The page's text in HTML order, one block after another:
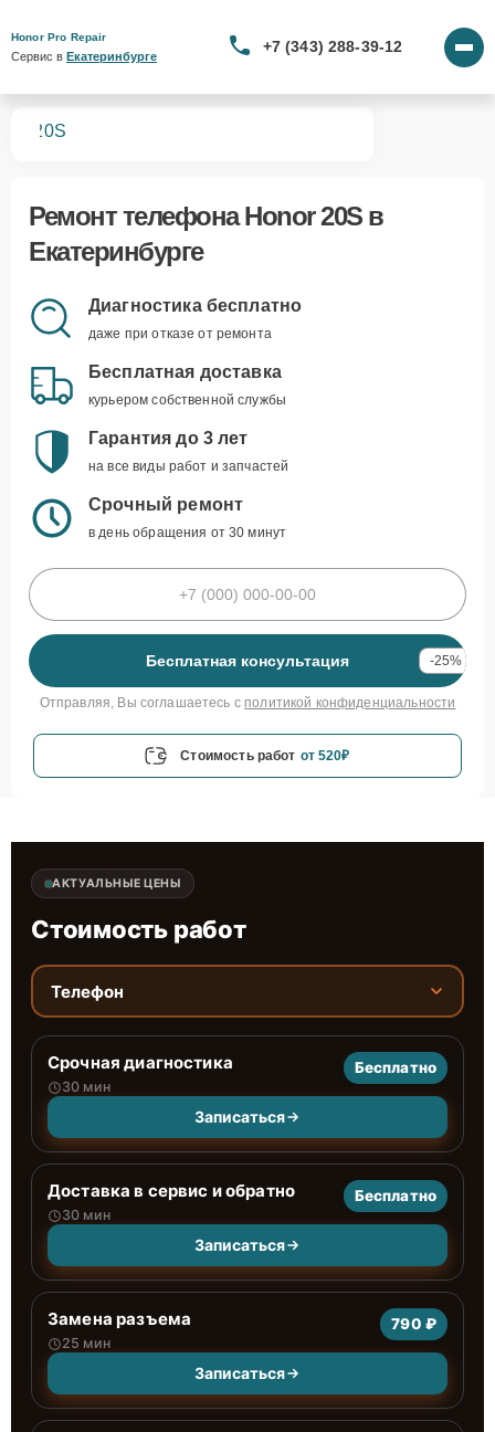
Honor Pro Repair
Сервис в Екатеринбурге
+7 (343) 288-39-12
20S
Ремонттелефона Honor 20Sв
Екатеринбурге
Диагностика бесплатно
даже при отказе от ремонта
Бесплатная доставка
курьером собственной службы
Гарантия до 3 лет
на все виды работ и запчастей
Срочный ремонт
в день обращения от 30 минут
Бесплатная консультация -25%
Отправляя, Вы соглашаетесь с политикой конфиденциальности
Стоимость работ от 520₽
АКТУАЛЬНЫЕ ЦЕНЫ
Стоимость работ
Телефон
Срочная диагностика
30 мин
Бесплатно
Записаться
Доставка в сервис и обратно
30 мин
Бесплатно
Записаться
Замена разъема
25 мин
790 ₽
Записаться